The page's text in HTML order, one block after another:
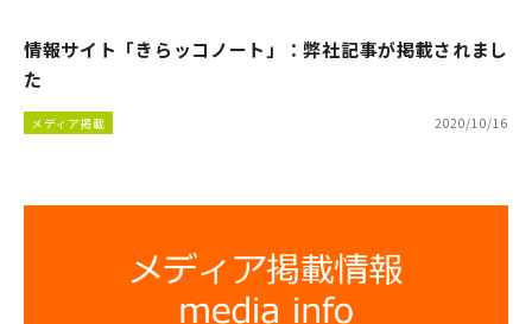
情報サイト「きらッコノート」：弊社記事が掲載されまし
た
メディア掲載 2020/10/16